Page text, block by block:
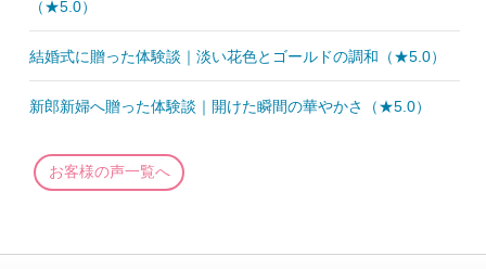
（★5.0）
結婚式に贈った体験談｜淡い花色とゴールドの調和（★5.0）
新郎新婦へ贈った体験談｜開けた瞬間の華やかさ（★5.0）
お客様の声一覧へ